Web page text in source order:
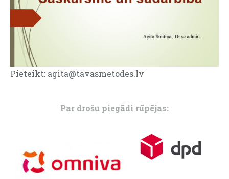
Pieteikt: agita@tavasmetodes.lv
Par drošu piegādi rūpējas: